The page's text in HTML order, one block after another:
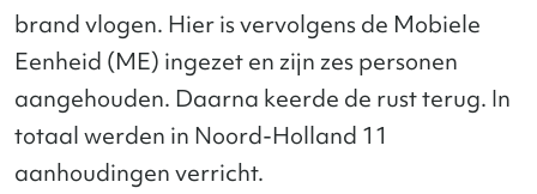
brand vlogen. Hier is vervolgens de Mobiele
Eenheid (ME) ingezet en zijn zes personen
aangehouden. Daarna keerde de rust terug. In
totaal werden in Noord-Holland 11
aanhoudingen verricht.